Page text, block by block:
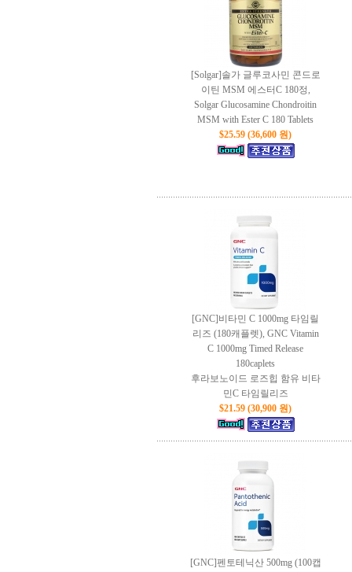
[Solgar]솔가 글루코사민 콘드로
이틴 MSM 에스터C 180정,
Solgar Glucosamine Chondroitin
MSM with Ester C 180 Tablets
$25.59 (36,600 원)
[GNC]비타민 C 1000mg 타임릴
리즈 (180캐플렛), GNC Vitamin
C 1000mg Timed Release
180caplets
후라보노이드 로즈힙 함유 비타
민C 타임릴리즈
$21.59 (30,900 원)
[GNC]펜토테닉산 500mg (100캡